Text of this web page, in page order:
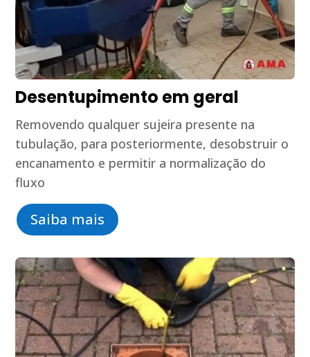
Desentupimento em geral
Removendo qualquer sujeira presente na
tubulação, para posteriormente, desobstruir o
encanamento e permitir a normalização do
fluxo
Saiba mais